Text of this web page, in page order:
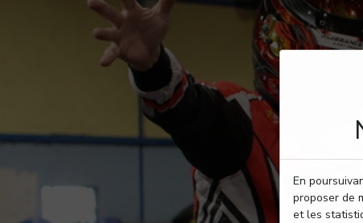
En
proposer de
et les